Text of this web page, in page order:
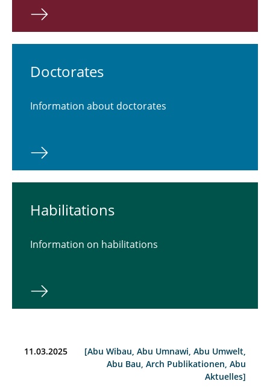
Research and Teaching
Doctorates
Information about doctorates
Habilitations
Information on habilitations
11.03.2025
[Abu Wibau, Abu Umnawi, Abu Umwelt,
Abu Bau, Arch Publikationen, Abu
Aktuelles]